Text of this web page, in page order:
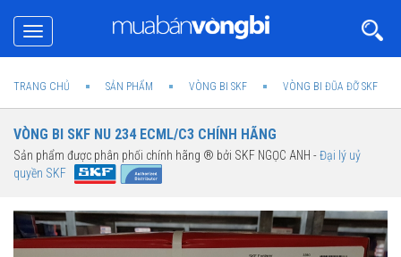
Toggle
navigation
TRANG CHỦ SẢN PHẨM VÒNG BI SKF VÒNG BI ĐŨA ĐỠ SKF
VÒNG BI SKF NU 234 ECML/C3 CHÍNH HÃNG
Sản phẩm được phân phối chính hãng ® bởi SKF NGỌC ANH -Đại lý uỷ
quyền SKF